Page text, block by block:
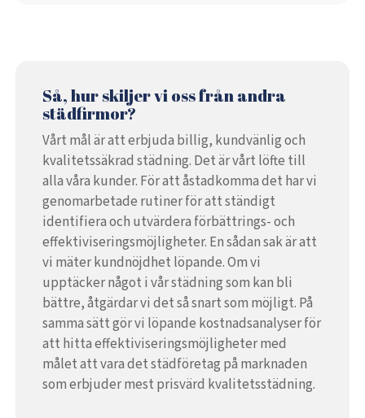
Så, hur skiljer vi oss från andra
städfirmor?
Vårt mål är att erbjuda billig, kundvänlig och
kvalitetssäkrad städning. Det är vårt löfte till
alla våra kunder. För att åstadkomma det har vi
genomarbetade rutiner för att ständigt
identifiera och utvärdera förbättrings- och
effektiviseringsmöjligheter. En sådan sak är att
vi mäter kundnöjdhet löpande. Om vi
upptäcker något i vår städning som kan bli
bättre, åtgärdar vi det så snart som möjligt. På
samma sätt gör vi löpande kostnadsanalyser för
att hitta effektiviseringsmöjligheter med
målet att vara det städföretag på marknaden
som erbjuder mest prisvärd kvalitetsstädning.